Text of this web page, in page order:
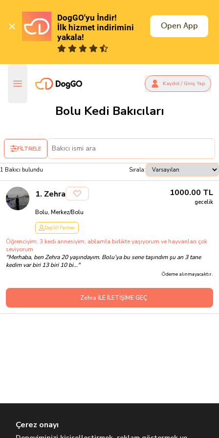
DogGO'yu İndir!
İlk hizmet indirimini
yakala!
Open App
Kaydol / Giriş Yap
Bolu Kedi Bakıcıları
FİLTRELE
1 Bakıcı bulundu Sırala:
1. Zehra 1000.00 TL
gecelik
Bolu, Merkez/Bolu
DogGO Partner
Öğrenciyim, 3 kedi annesiyim, ablamla birlikte yaşıyorum ve hayvanları çok
seviyorum
"Merhaba, ben Zehra 20 yaşındayım. Bolu’ya bu sene taşındım şu an 3 tane
kedim var biri 13 biri 10 bi..."
Ödeme alınmayacaktır.
Zehra İLE İLETİŞİME GEÇ
Çerez onayı